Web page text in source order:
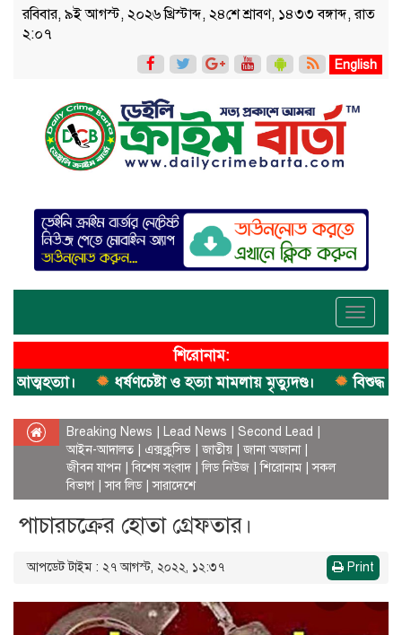
রবিবার, ৯ই আগস্ট, ২০২৬ খ্রিস্টাব্দ, ২৪শে শ্রাবণ, ১৪৩৩ বঙ্গাব্দ, রাত
২:০৭
English
Toggle
শিরোনাম:
ধর্ষণচেষ্টা ও হত্যা মামলায় মৃত্যুদণ্ড। বিশুদ্ধ
Breaking News Lead News Second Lead
আইন-আদালত
এক্সক্লুসিভ |জাতীয় |জানা অজানা|
জীবন যাপন |বিশেষ সংবাদ|লিড নিউজ |শিরোনাম|সকল
বিভাগ|সাব লিড|সারাদেশে
পাচারচক্রের হোতা গ্রেফতার।
আপডেট টাইম : ২৭ আগস্ট, ২০২২, ১২:৩৭ Print